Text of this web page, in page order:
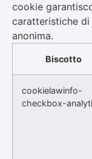
cookie
caratteristiche
anonima.
Biscotto
cookielawinfo-
checkbox-